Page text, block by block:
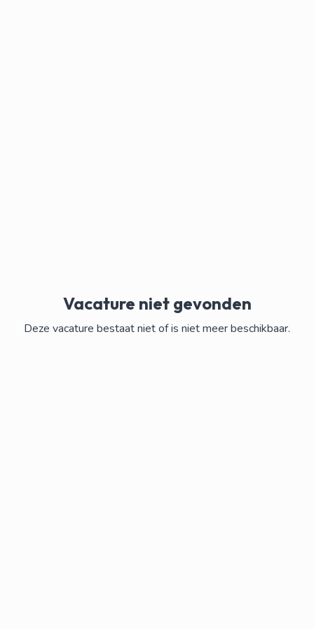
Vacature niet gevonden
Deze vacature bestaat niet of is niet meer beschikbaar.